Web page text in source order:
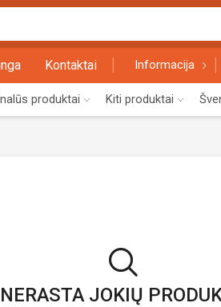
input
Kontaktai Informacija
produktai Kiti produktai
NERASTA JOKIŲ